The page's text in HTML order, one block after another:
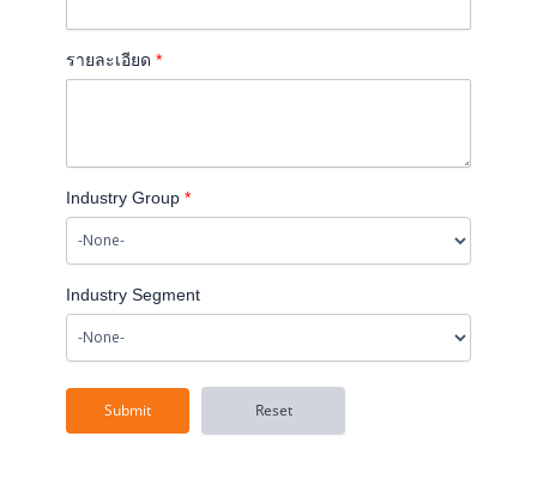
รายละเอียด *
Industry Group *
Industry Segment